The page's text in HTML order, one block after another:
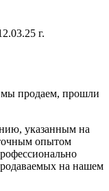
г.
мы продаем, прошли
указанным на
опытом
на нашем